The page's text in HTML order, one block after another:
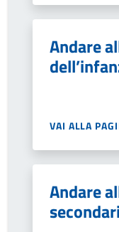
Andare
VAI ALLA
Andare